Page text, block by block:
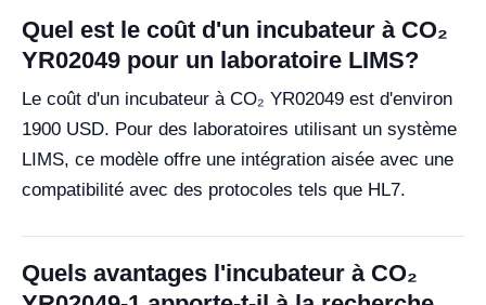
Quel est le coût d'un incubateur à CO₂
YR02049 pour un laboratoire LIMS?
Le coût d'un incubateur à CO₂ YR02049 est d'environ
1900 USD. Pour des laboratoires utilisant un système
LIMS, ce modèle offre une intégration aisée avec une
compatibilité avec des protocoles tels que HL7.
Quels avantages l'incubateur à CO₂